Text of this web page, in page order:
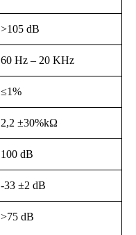
>105 dB
60 Hz – 20 KHz
≤1%
2,2 ±30%kΩ
100 dB
-33 ±2 dB
>75 dB